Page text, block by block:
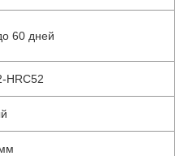
60 дней
HRC52